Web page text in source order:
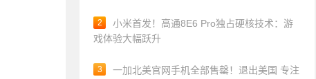
2
小米首发！高通8E6 Pro独占硬核技术：游
戏体验大幅跃升
3
一加北美官网手机全部售罄！退出美国 专注